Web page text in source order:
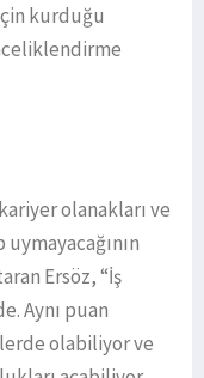
kurduğu
olanakları ve
Ersöz, “İş
Aynı puan
olabiliyor ve